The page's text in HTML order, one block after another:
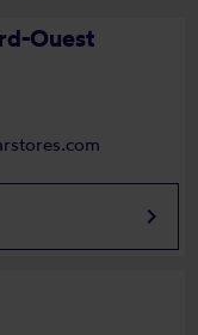
Ouest
keyboard_arrow_right